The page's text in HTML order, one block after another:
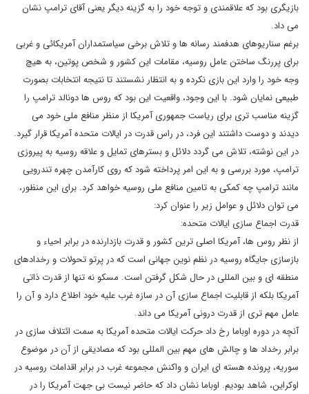
بازیگری بود که علاقمندی و توجه خود را به گزینه دیگر یعنی آقای ترامپ نشان
می داد.
برغم سناریوهای هدفمند رسانه ها و تلاش برخی سیاستمداران آمریکائی و غربی
برای پررنگ ساختن عامل روسیه، مقامات این کشور و شخص پوتین، به هیچ
وجه خود را وارد این بازی نکرده و به انتظار نشستند تا نتیجه انتخابات بصورت
طبیعی نمایان شود. با این وجود، واقعیت این بود که روس ها دونالد ترامپ را
گزینه مناسب تری برای ریاست جمهوری آمریکا از منظر منافع ملی خود می
دیدند و دوست داشتند این فرد، در راس قدرت در ایالات متحده آمریکا قرار گیرد.
در این نوشته، تلاش می گردد دلائل و بسترهای تمایل و علاقه روسیه به پیروزی
ترامپ، مورد بررسی و به این امر پرداخته شود که روی کارآمدن چهره تندرویی
مانند ترامپ چه کمکی به تامین منافع ملی روسیه خواهد کرد. برای این منظور،
می توان دلائل و عوامل زیر را عنوان کرد:
قدرت اجماع سازی ایالات متحده:
از نظر روس ها، آمریکا اصلی ترین کشور و قدرت بازدارنده در برابر احیاء و
بازسازی جایگاه روسیه در نظم نوین جهانی است که در پرتو تحولات و رخدادهای
منطقه ای و بین المللی در حال شکل گرفتن است. مسکو نه تنها از قدرت ذاتی
آمریکا بلکه از قابلیت اجماع سازی آن در سازه غرب علیه خود اطلاع دارد و آن را
عامل مهم تری از قدرت درونی آمریکا می داند.
آنچه در دوره اوباما رخ داد حرکت ایالات متحده آمریکا به سمت ائتلاف سازی در
برابر رخداد ها و چالش های مهم بین المللی بود که مصادیقی از آن در موضوع
سوریه، پرونده هسته ای ایران و واکنش مجموعه غرب در برابر اقدامات روسیه در
اوکراین، شاهد بودیم. اوباما نشان داد که حاضر نیست بی جهت آمریکا را در